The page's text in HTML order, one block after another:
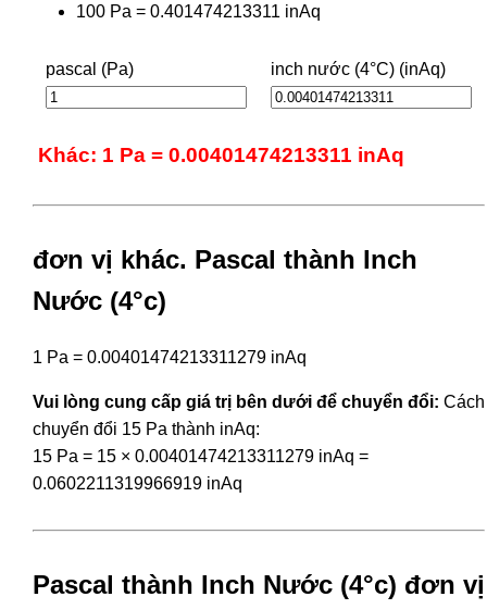
100 Pa = 0.401474213311 inAq
pascal (Pa) inch nước (4°C) (inAq)
Khác: 1 Pa = 0.00401474213311 inAq
đơn vị khác. Pascal thành Inch
Nước (4°c)
1 Pa = 0.00401474213311279 inAq
Vui lòng cung cấp giá trị bên dưới để chuyển đổi: Cách
chuyển đổi 15 Pa thành inAq:
15 Pa = 15 × 0.00401474213311279 inAq =
0.0602211319966919 inAq
Pascal thành Inch Nước (4°c) đơn vị